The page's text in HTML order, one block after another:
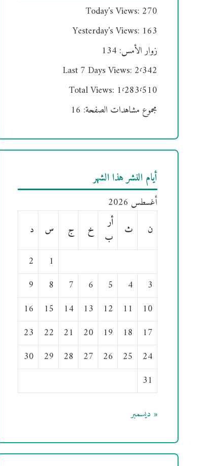
Today's Views: 270
Yesterday's Views: 163
زوار الأمس: 134
Last 7 Days Views: 2٬342
Total Views: 1٬283٬510
مجموع مشاهدات الصفحة: 16
أيام النشر هذا الشهر
أغسطس 2026
ن
ث
أر
ب
خ ج س
د
1
2
3
4
5
6
7
8
9
10
11
12
13
14
15
16
17
18
19
20
21
22
23
24
25
26
27
28
29
30
31
« ديسمبر